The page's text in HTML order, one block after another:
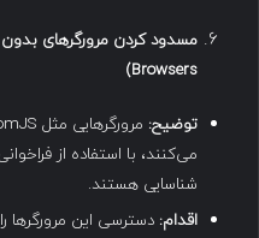
مسدود کردن مرورگرهای بدون
Browsers)
توضیح:
می‌کنند، با استفاده از
شناسایی هستند.
اقدام: دسترسی این مرورگرها